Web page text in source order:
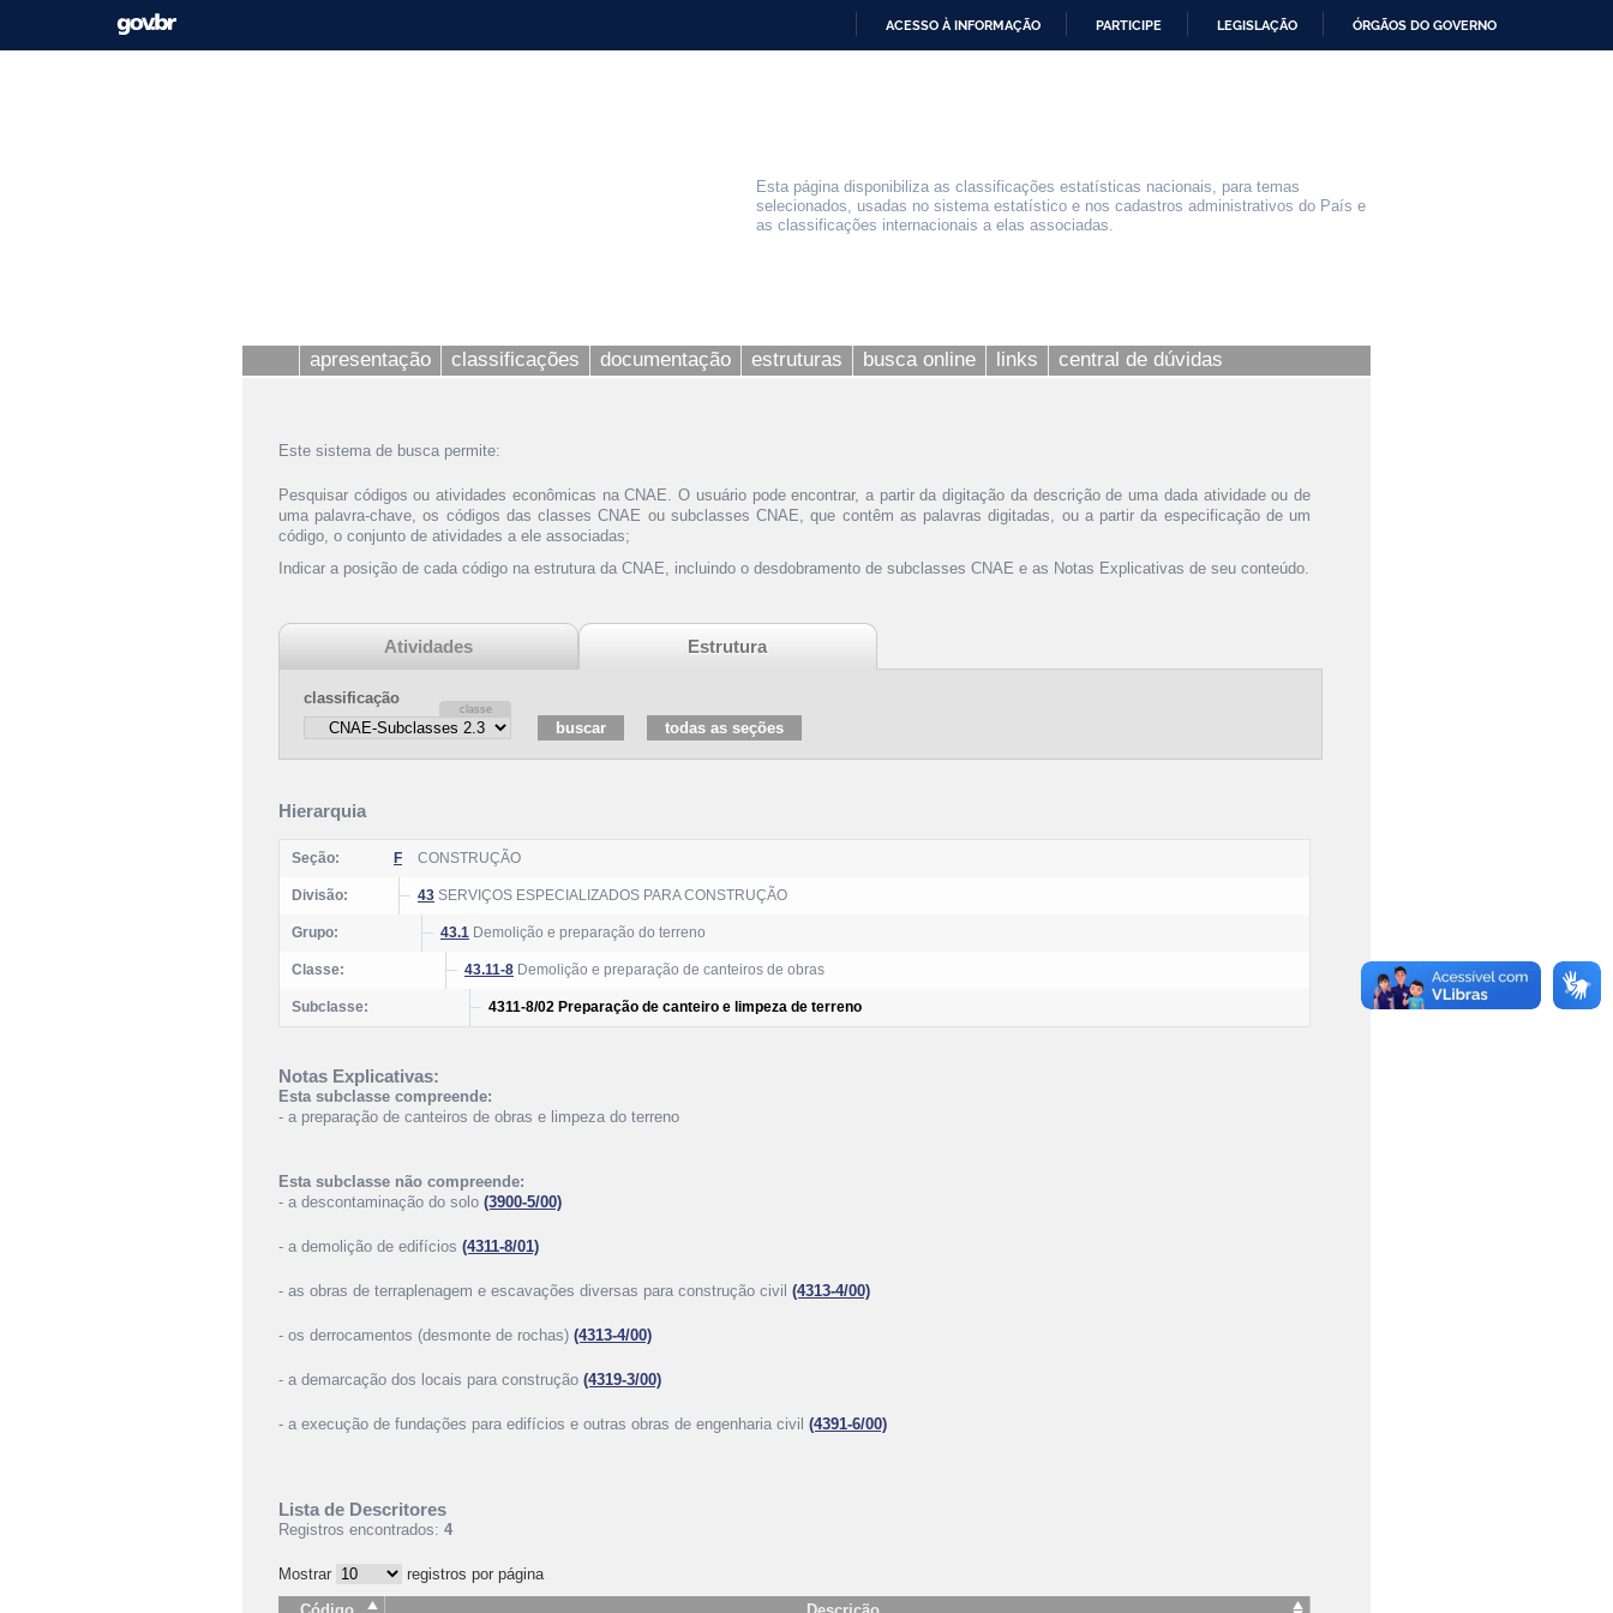
ACESSO À INFORMAÇÃO PARTICIPE LEGISLAÇÃO ÓRGÃOS DO GOVERNO
Esta página disponibiliza as classificações estatísticas nacionais, para temas
selecionados, usadas no sistema estatístico e nos cadastros administrativos do País e
as classificações internacionais a elas associadas.
apresentação classificações documentação estruturas busca online links central de dúvidas
Este sistema de busca permite:
Pesquisar códigos ou atividades econômicas na CNAE. O usuário pode encontrar, a partir da digitação da descrição de uma dada atividade ou de
uma palavra-chave, os códigos das classes CNAE ou subclasses CNAE, que contêm as palavras digitadas, ou a partir da especificação de um
código, o conjunto de atividades a ele associadas;
Indicar a posição de cada código na estrutura da CNAE, incluindo o desdobramento de subclasses CNAE e as Notas Explicativas de seu conteúdo.
Atividades Estrutura
classificação
Hierarquia
Seção: F CONSTRUÇÃO
Divisão: 43 SERVIÇOS ESPECIALIZADOS PARA CONSTRUÇÃO
Grupo: 43.1 Demolição e preparação do terreno
Classe: 43.11-8 Demolição e preparação de canteiros de obras
Subclasse: 4311-8/02 Preparação de canteiro e limpeza de terreno
Notas Explicativas:
Esta subclasse compreende:
- a preparação de canteiros de obras e limpeza do terreno
Esta subclasse não compreende:
- a descontaminação do solo (3900-5/00)
- a demolição de edifícios (4311-8/01)
- as obras de terraplenagem e escavações diversas para construção civil (4313-4/00)
- os derrocamentos (desmonte de rochas) (4313-4/00)
- a demarcação dos locais para construção (4319-3/00)
- a execução de fundações para edifícios e outras obras de engenharia civil (4391-6/00)
Lista de Descritores
Registros encontrados: 4
Mostrar
registros por página